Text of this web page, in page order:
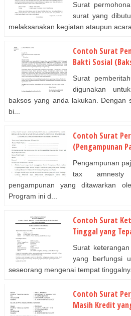
Surat
surat yang
melaksanakan kegiatan ataupun
Contoh Surat
Bakti Sosial
Surat
digunakan
baksos yang anda lakukan. Dengan
bi...
Contoh Surat
(Pengampunan
Pengampunan
tax amnesty
pengampunan yang ditawarkan
Program ini d...
Contoh Surat
Tinggal yang
Surat
yang berfungsi
seseorang mengenai tempat
Contoh Surat
Masih Kredit